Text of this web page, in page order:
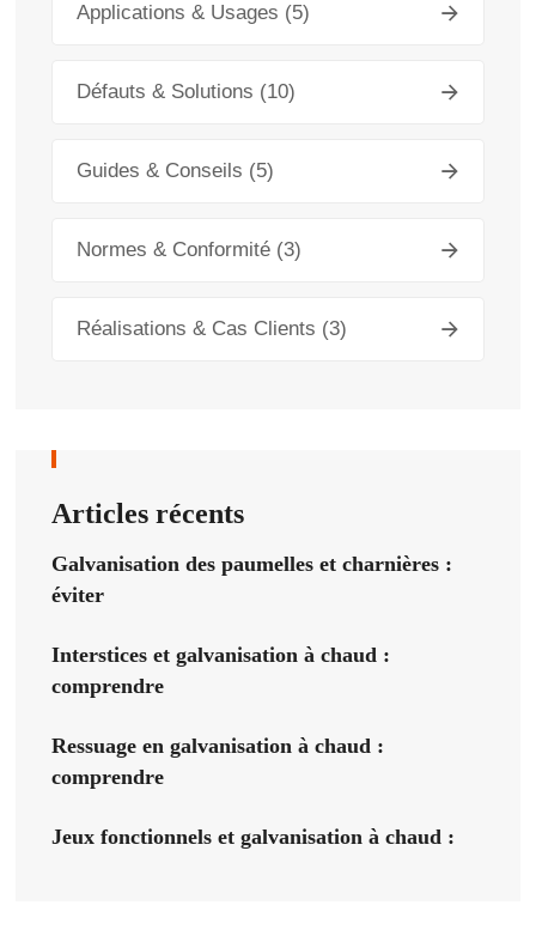
Applications & Usages (5)
Défauts & Solutions (10)
Guides & Conseils (5)
Normes & Conformité(3)
Réalisations & Cas Clients (3)
Articles récents
Galvanisation des paumelles et charnières :
éviter
Interstices et galvanisation à chaud :
comprendre
Ressuage en galvanisation à chaud :
comprendre
Jeux fonctionnels et galvanisation à chaud :